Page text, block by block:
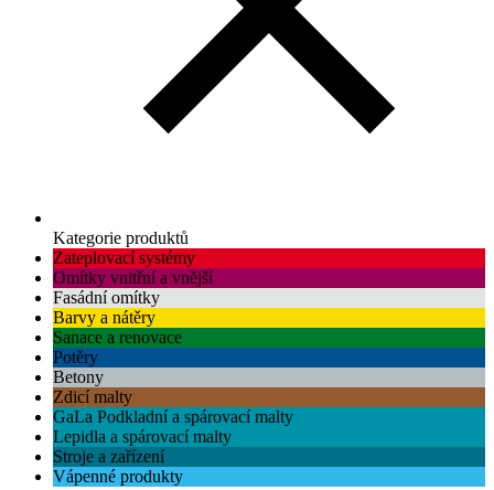
Kategorie produktů
Zateplovací systémy
Omítky vnitřní a vnější
Fasádní omítky
Barvy a nátěry
Sanace a renovace
Potěry
Betony
Zdicí malty
GaLa Podkladní a spárovací malty
Lepidla a spárovací malty
Stroje a zařízení
Vápenné produkty